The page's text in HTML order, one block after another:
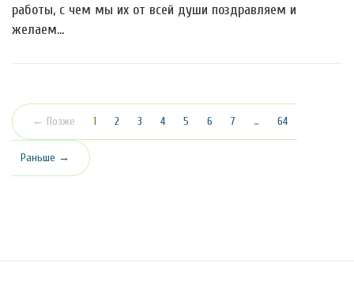
работы, с чем мы их от всей души поздравляем и
желаем…
← Позже 1 (текущая)
2 3 4 5 6 7 … 64
Раньше →